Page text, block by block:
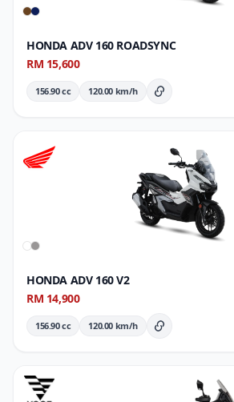
HONDA ADV 160 ROADSYNC
RM 15,600
156.90 cc 120.00 km/h Butiran Penuh
HONDA ADV 160 V2
RM 14,900
156.90 cc 120.00 km/h Butiran Penuh